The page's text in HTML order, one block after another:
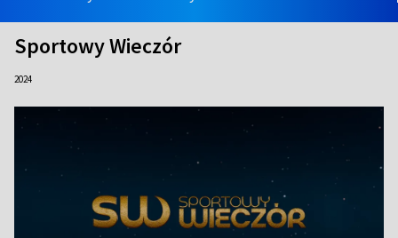
Sportowy Wieczór
2024